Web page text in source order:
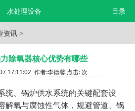
水处理设备 目录
资讯 >
除氧器核心优势有哪些
17:11:02 作者:李德馨 点击: 次
统、锅炉供水系统的关键配套设
解氧与腐蚀性气体，规避管道、锅